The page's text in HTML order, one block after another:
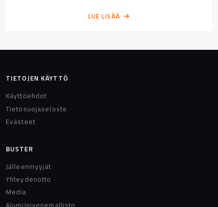
LUE LISÄÄ
TIETOJEN KÄYTTÖ
Käyttöehdot
Tietosuojaseloste
Evästeet
BUSTER
Jälleenmyyjät
Yhteydenotto
Media
Alumiinivenemallisto